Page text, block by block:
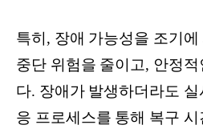
특히, 장애 가능성을 조기
중단 위험을 줄이고, 안정적
다. 장애가 발생하더라도 실
응 프로세스를 통해 복구